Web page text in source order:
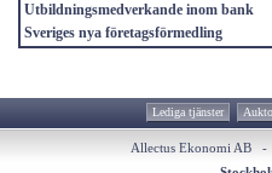
Utbildningsmedverkande inom bank
Sveriges nya företagsförmedling
Lediga tjänster
Allectus Ekonomi